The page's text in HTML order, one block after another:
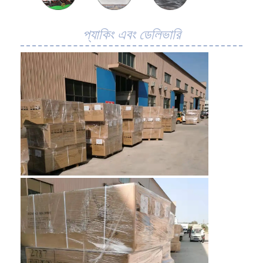
মৌচাক পরিবাহক বেল্ট
পরিবাহক চেইন প্লেট
সোলার ফটোভোলটাইক মেশ বেল্ট
চেইন মেশ বেল্ট
সর্পিল ফ্রিজার বেল্ট
ওভেন কনভেয়ার বেল্ট
প্যাকিং এবং ডেলিভারি